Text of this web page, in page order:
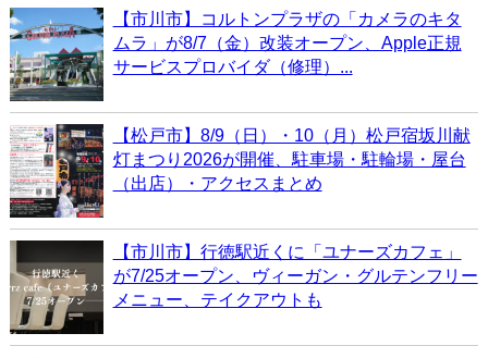
【市川市】コルトンプラザの「カメラのキタ
ムラ」が8/7（金）改装オープン、Apple正規
サービスプロバイダ（修理）...
【松戸市】8/9（日）・10（月）松戸宿坂川献
灯まつり2026が開催、駐車場・駐輪場・屋台
（出店）・アクセスまとめ
【市川市】行徳駅近くに「ユナーズカフェ」
が7/25オープン、ヴィーガン・グルテンフリー
メニュー、テイクアウトも